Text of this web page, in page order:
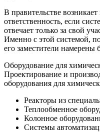
В правительстве
ответственность, если
отвечает только за свой
Именно с этой системой,
его заместители
Оборудование для
Проектирование и
оборудования для
Реакторы из
Теплообменное
Колонное
Системы